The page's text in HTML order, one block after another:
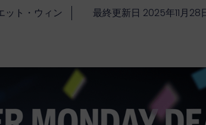
ット・ウィン 最終更新日 2025年11月28